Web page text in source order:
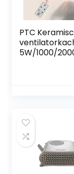
PTC
5W/1000/
badkamer,
kantoor,
woonkamer